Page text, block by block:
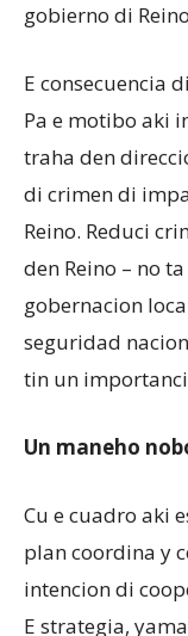
gobierno di
E consecuencia
Pa e motibo aki
traha den
di crimen di
Reino. Reduci
den Reino – no
gobernacion
seguridad
tin un
Un maneho
Cu e cuadro aki
plan coordina y
intencion di
E strategia,